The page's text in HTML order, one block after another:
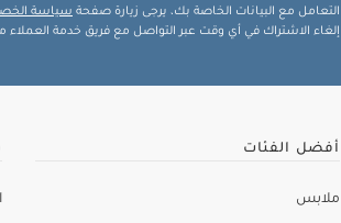
التعامل مع البيانات الخاصة بك، يرجى زيارة صفحة سياسة
إلغاء الاشتراك في أي وقت عبر التواصل مع فريق خدمة العملاء من
أفضل الفئات
ملابس